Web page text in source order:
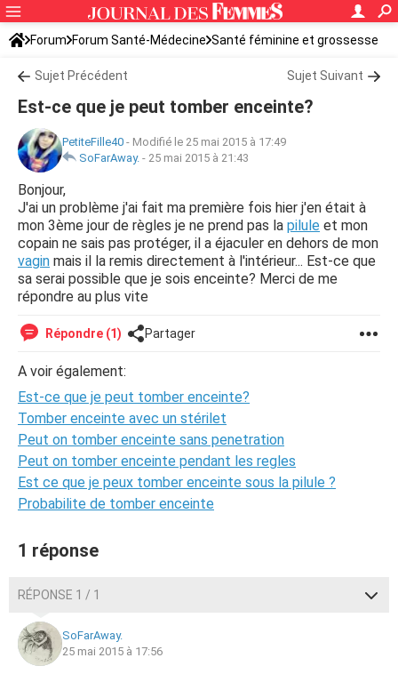
Forum Forum Santé-Médecine Santé féminine et grossesse
Tomber enceinte
Sujet Précédent Sujet Suivant
Est-ce que je peut tomber enceinte?
PetiteFille40 - Modifié le 25 mai 2015 à 17:49
SoFarAway. - 25 mai 2015 à 21:43
Bonjour,
J'ai un problème j'ai fait ma première fois hier j'en était à
mon 3ème jour de règles je ne prend pas la pilule et mon
copain ne sais pas protéger, il a éjaculer en dehors de mon
vagin mais il la remis directement à l'intérieur... Est-ce que
sa serai possible que je sois enceinte? Merci de me
répondre au plus vite
Répondre (1) Partager
A voir également:
Est-ce que je peut tomber enceinte?
Tomber enceinte avec un stérilet
Peut on tomber enceinte sans penetration
Peut on tomber enceinte pendant les regles
Est ce que je peux tomber enceinte sous la pilule ?
Probabilite de tomber enceinte
1 réponse
RÉPONSE 1 / 1
SoFarAway.
25 mai 2015 à 17:56